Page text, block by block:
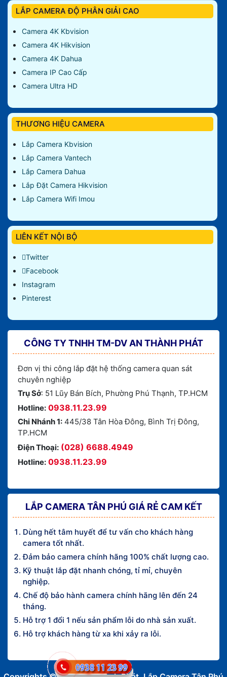
LẮP CAMERA ĐỘ PHÂN GIẢI CAO
Camera 4K Kbvision
Camera 4K Hikvision
Camera 4K Dahua
Camera IP Cao Cấp
Camera Ultra HD
THƯƠNG HIỆU CAMERA
Lắp Camera Kbvision
Lắp Camera Vantech
Lắp Camera Dahua
Lắp Đặt Camera Hikvision
Lắp Camera Wifi Imou
LIÊN KẾT NỘI BỘ
Twitter
Facebook
Instagram
Pinterest
CÔNG TY TNHH TM-DV AN THÀNH PHÁT
Đơn vị thi công lắp đặt hệ thống camera quan sát
chuyên nghiệp
Trụ Sở: 51 Lũy Bán Bích, Phường Phú Thạnh, TP.HCM
Hotline: 0938.11.23.99
Chi Nhánh 1: 445/38 Tân Hòa Đông, Bình Trị Đông,
TP.HCM
Điện Thoại: (028) 6688.4949
Hotline: 0938.11.23.99
LẮP CAMERA TÂN PHÚ GIÁ RẺ CAM KẾT
Dùng hết tâm huyết để tư vấn cho khách hàng
camera tốt nhất.
Đảm bảo camera chính hãng 100% chất lượng cao.
Kỹ thuật lắp đặt nhanh chóng, tỉ mỉ, chuyên
nghiệp.
Chế độ bảo hành camera chính hãng lên đến 24
tháng.
Hỗ trợ 1 đổi 1 nếu sản phẩm lỗi do nhà sản xuất.
Hỗ trợ khách hàng từ xa khi xảy ra lỗi.